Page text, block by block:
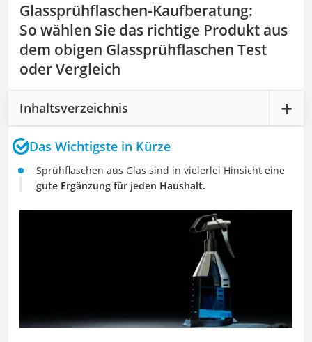
Glassprühflaschen-Kaufberatung:
So wählen Sie das richtige Produkt aus
dem obigen Glassprühflaschen Test
oder Vergleich
Inhaltsverzeichnis
Das Wichtigste in Kürze
Sprühflaschen aus Glas sind in vielerlei Hinsicht eine
gute Ergänzung für jeden Haushalt.